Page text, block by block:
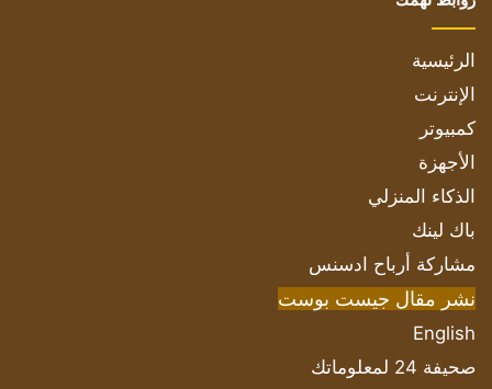
الرئيسية
الإنترنت
كمبيوتر
الأجهزة
الذكاء المنزلي
باك لينك
مشاركة أرباح ادسنس
نشر مقال جيست بوست
English
صحيفة 24 لمعلوماتك